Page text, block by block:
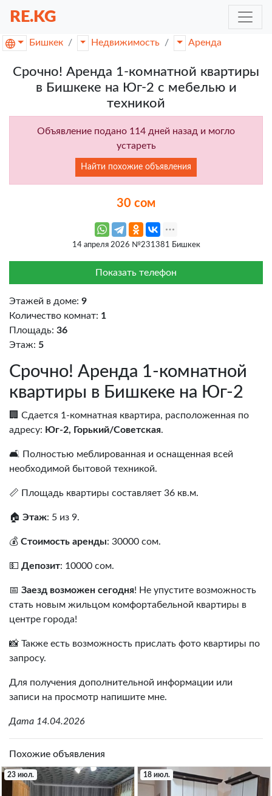
RE.KG
Бишкек Недвижимость Аренда
Срочно! Аренда 1-комнатной квартиры
в Бишкеке на Юг-2 с мебелью и
техникой
Объявление подано 114 дней назад и могло
устареть
Найти похожие объявления
30 сом
14 апреля 2026 №231381 Бишкек
Показать телефон
Этажей в доме: 9
Количество комнат: 1
Площадь: 36
Этаж: 5
Срочно! Аренда 1-комнатной
квартиры в Бишкеке на Юг-2
🏢 Сдается 1-комнатная квартира, расположенная по
адресу: Юг-2, Горький/Советская.
🛋️ Полностью меблированная и оснащенная всей
необходимой бытовой техникой.
📏 Площадь квартиры составляет 36 кв.м.
🏠 Этаж: 5 из 9.
💰 Стоимость аренды: 30000 сом.
💵 Депозит: 10000 сом.
📅 Заезд возможен сегодня! Не упустите возможность
стать новым жильцом комфортабельной квартиры в
центре города!
📸 Также есть возможность прислать фото квартиры по
запросу.
Для получения дополнительной информации или
записи на просмотр напишите мне.
Дата 14.04.2026
Похожие объявления
23 июл. 18 июл.